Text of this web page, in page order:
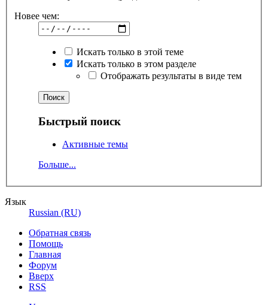
Новее чем:
Искать только в этой теме
Искать только в этом разделе
Отображать результаты в виде тем
Быстрый поиск
Активные темы
Больше...
Язык
Russian (RU)
Обратная связь
Помощь
Главная
Форум
Вверх
RSS